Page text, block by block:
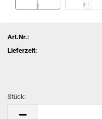
Art.Nr.:
Lieferzeit:
Stück: